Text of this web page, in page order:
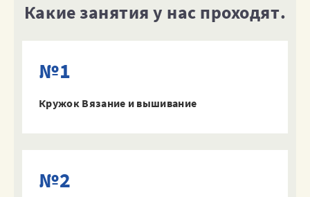
Какие занятия у нас проходят.
№1
Кружок Вязание и вышивание
№2